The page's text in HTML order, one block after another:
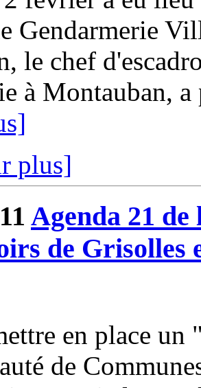
Gendarmerie
le chef
à Montauban,
plus]
Agenda 21
de
en place un
de